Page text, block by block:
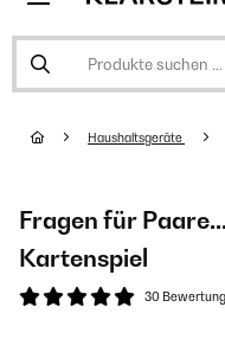
Haushaltsgeräte
Fragen für
Kartenspiel
30